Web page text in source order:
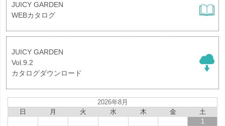
JUICY GARDEN
WEBカタログ
JUICY GARDEN
Vol.9.2
カタログダウンロード
2026年8月
日
月 火 水 木 金
土
1